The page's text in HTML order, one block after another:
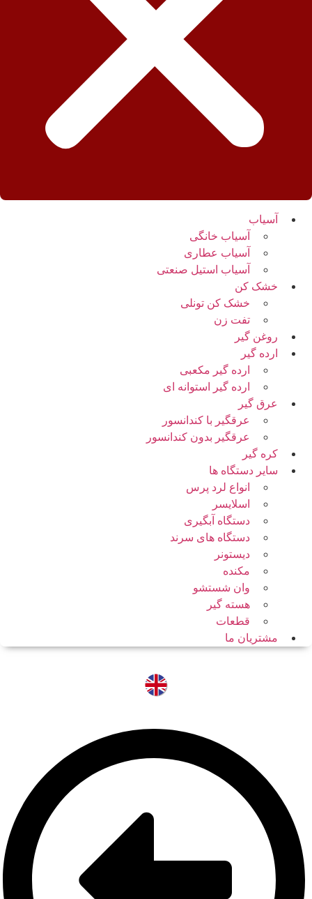
آسیاب
آسیاب خانگی
آسیاب عطاری
آسیاب استیل صنعتی
خشک کن
خشک کن تونلی
تفت زن
روغن گیر
ارده گیر
ارده گیر مکعبی
ارده گیر استوانه ای
عرق گیر
عرقگیر با کندانسور
عرقگیر بدون کندانسور
کره گیر
سایر دستگاه ها
انواع لرد پرس
اسلایسر
دستگاه آبگیری
دستگاه های سرند
دیستونر
مکنده
وان شستشو
هسته گیر
قطعات
مشتریان ما